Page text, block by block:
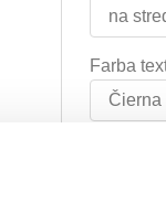
Farba